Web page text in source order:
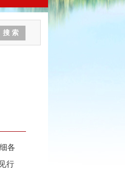
各
行